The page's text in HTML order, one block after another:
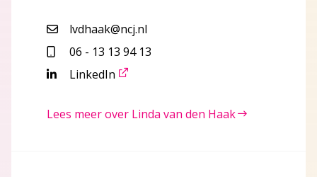
lvdhaak@ncj.nl
06 - 13 13 94 13
LinkedIn
Lees meer over Linda van den Haak